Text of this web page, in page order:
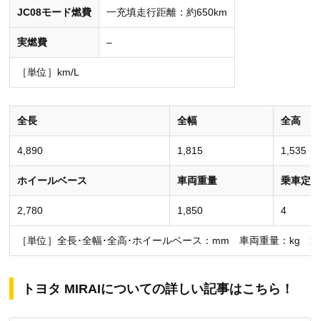
JC08モード燃費 一充填走行距離：約650km
実燃費 –
［単位］km/L
全長 全幅 全高
4,890 1,815 1,535
ホイールベース 車両重量 乗車定員
2,780 1,850 4
［単位］全長･全幅･全高･ホイールベース：mm 車両重量：kg
トヨタ MIRAIについての詳しい記事はこちら！